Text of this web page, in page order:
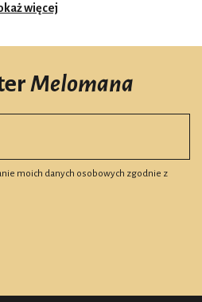
więcej
Melomana
moich danych osobowych zgodnie z